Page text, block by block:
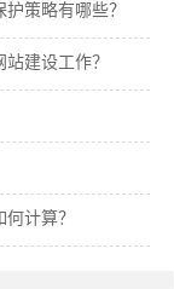
策略有哪些？
建设工作？
计算？